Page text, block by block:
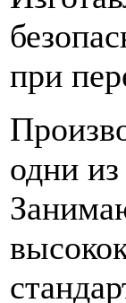
при
одни